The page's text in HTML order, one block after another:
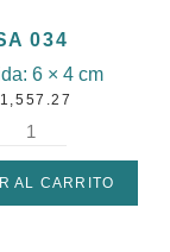
034
6 × 4 cm
1,557.27
AL CARRITO